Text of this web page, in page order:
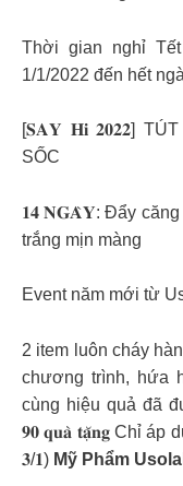
Thời gian nghỉ
1/1/2022 đến hết
[𝐒𝐀𝐘 𝐇𝐢 𝟐𝟎𝟐𝟐]
SỐC
𝟏𝟒 𝐍𝐆𝐀̀𝐘: Đẩy căng
trắng mịn màng
Event năm mới từ
2 item luôn cháy
chương trình, hứa
cùng hiệu quả đã
𝟗𝟎 𝐪𝐮𝐚̀ 𝐭𝐚̣̆𝐧𝐠 Chỉ áp
𝟑/𝟏) Mỹ Phẩm